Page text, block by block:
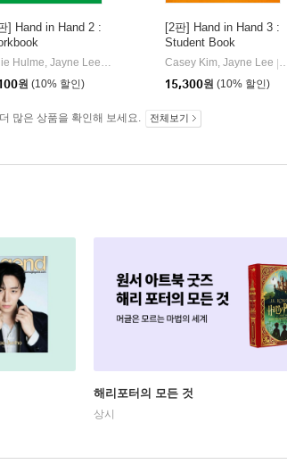
] Hand in Hand 2 :
|
이퓨쳐(e-future)
원 (10% 할인)
[2판] Hand in Hand 3 :
Student Book
Casey Kim, Jayne Lee |
15,300원 (10% 할인)
많은 상품을 확인해 보세요. 전체보기
해리포터의 모든 것
상시